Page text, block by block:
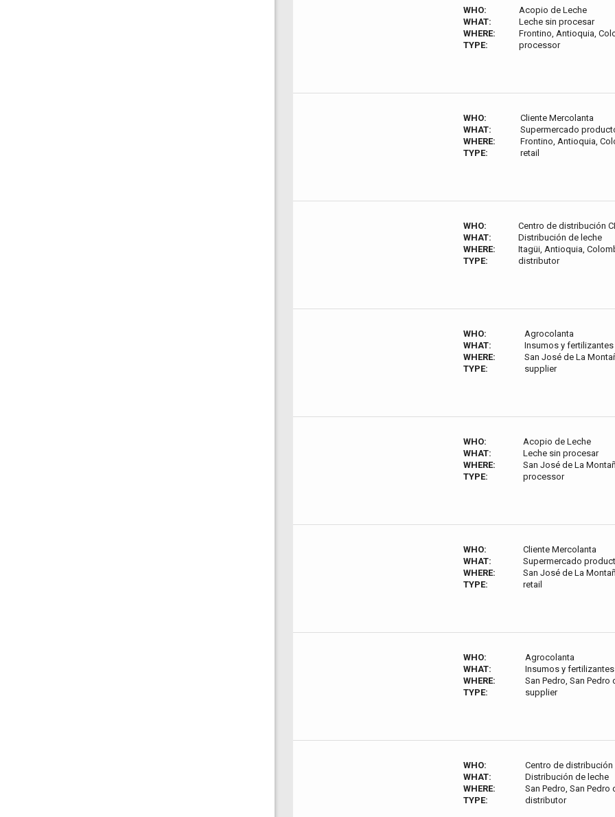
WHO:
Acopio de Leche
WHAT:
Leche sin procesar
WHERE:
Frontino, Antioquia,
TYPE:
processor
WHO:
Cliente Mercolanta
WHAT:
Supermercado
WHERE:
Frontino, Antioquia,
TYPE:
retail
WHO:
Centro de distribución
WHAT:
Distribución de leche
WHERE:
Itagüi, Antioquia,
TYPE:
distributor
WHO:
Agrocolanta
WHAT:
Insumos y
WHERE:
San José de La
TYPE:
supplier
WHO:
Acopio de Leche
WHAT:
Leche sin procesar
WHERE:
San José de La
TYPE:
processor
WHO:
Cliente Mercolanta
WHAT:
Supermercado
WHERE:
San José de La
TYPE:
retail
WHO:
Agrocolanta
WHAT:
Insumos y
WHERE:
San Pedro, San
TYPE:
supplier
WHO:
Centro de distribución
WHAT:
Distribución de leche
WHERE:
San Pedro, San
TYPE:
distributor